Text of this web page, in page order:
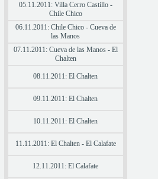
05.11.2011: Villa Cerro Castillo -
Chile Chico
06.11.2011: Chile Chico - Cueva de
las Manos
07.11.2011: Cueva de las Manos - El
Chalten
08.11.2011: El Chalten
09.11.2011: El Chalten
10.11.2011: El Chalten
11.11.2011: El Chalten - El Calafate
12.11.2011: El Calafate